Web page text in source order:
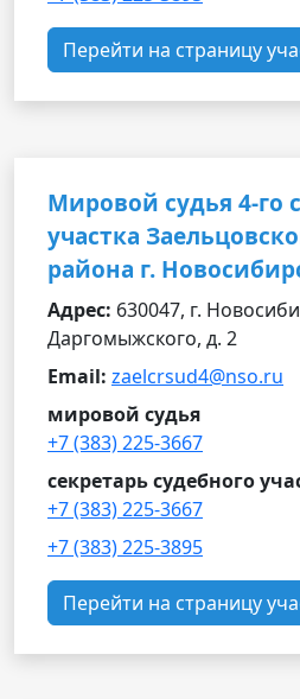
Перейти на страницу
Мировой судья 4-го
участка
района г.
Адрес: 630047, г.
Даргомыжского, д. 2
Email: zaelcrsud4@nso.ru
мировой судья
+7 (383) 225-3667
секретарь судебного
+7 (383) 225-3667
+7 (383) 225-3895
Перейти на страницу